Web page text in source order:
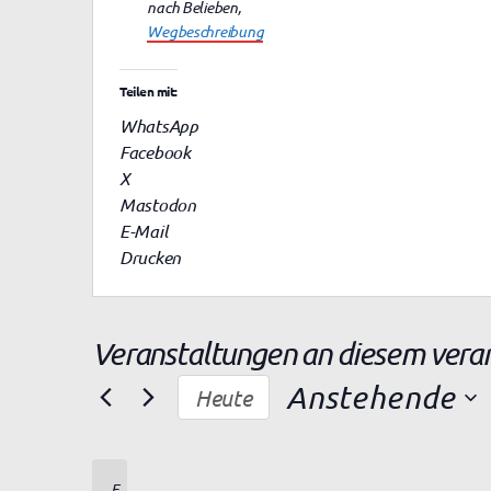
s
e
nach Belieben,
Wegbeschreibung
Teilen mit:
WhatsApp
Facebook
X
Mastodon
E-Mail
Drucken
Veranstaltungen an diesem
Heute Anstehende